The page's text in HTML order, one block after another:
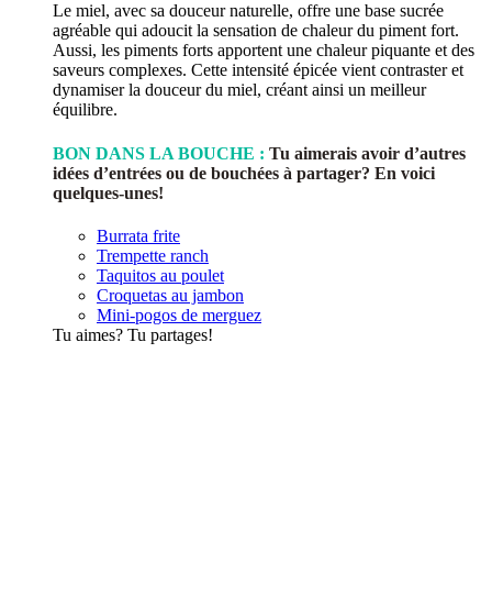
Le miel, avec sa douceur naturelle, offre une base sucrée
agréable qui adoucit la sensation de chaleur du piment fort.
Aussi, les piments forts apportent une chaleur piquante et des
saveurs complexes. Cette intensité épicée vient contraster et
dynamiser la douceur du miel, créant ainsi un meilleur
équilibre.
BON DANS LA BOUCHE : Tu aimerais avoir d’autres
idées d’entrées ou de bouchées à partager? En voici
quelques-unes!
Burrata frite
Trempette ranch
Taquitos au poulet
Croquetas au jambon
Mini-pogos de merguez
Tu aimes? Tu partages!